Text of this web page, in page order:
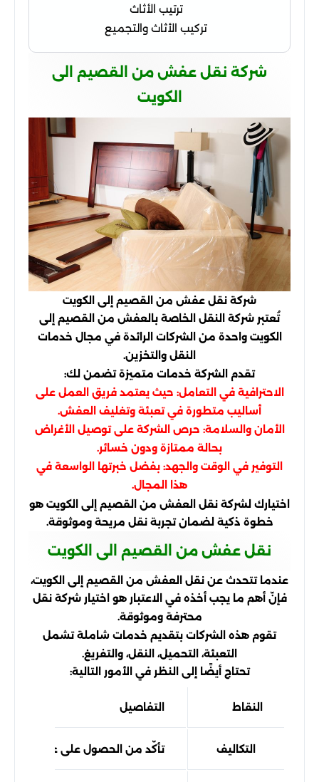
ترتيب الأثاث
تركيب الأثاث والتجميع
شركة نقل عفش من القصيم الى
الكويت
شركة نقل عفش من القصيم إلى الكويت
تُعتبر شركة النقل الخاصة بالعفش من القصيم إلى
الكويت واحدة من الشركات الرائدة في مجال خدمات
النقل والتخزين.
تقدم الشركة خدمات متميزة تضمن لك:
الاحترافية في التعامل: حيث يعتمد فريق العمل على
أساليب متطورة في تعبئة وتغليف العفش.
الأمان والسلامة: حرص الشركة على توصيل الأغراض
بحالة ممتازة ودون خسائر.
التوفير في الوقت والجهد: بفضل خبرتها الواسعة في
هذا المجال.
اختيارك لشركة نقل العفش من القصيم إلى الكويت هو
خطوة ذكية لضمان تجربة نقل مريحة وموثوقة.
نقل عفش من القصيم الى الكويت
عندما تتحدث عن نقل العفش من القصيم إلى الكويت،
فإنّ أهم ما يجب أخذه في الاعتبار هو اختيار شركة نقل
محترفة وموثوقة.
تقوم هذه الشركات بتقديم خدمات شاملة تشمل
التعبئة، التحميل، النقل، والتفريغ.
تحتاج أيضًا إلى النظر في الأمور التالية:
النقاط التفاصيل
التكاليف تأكّد من الحصول على عروض